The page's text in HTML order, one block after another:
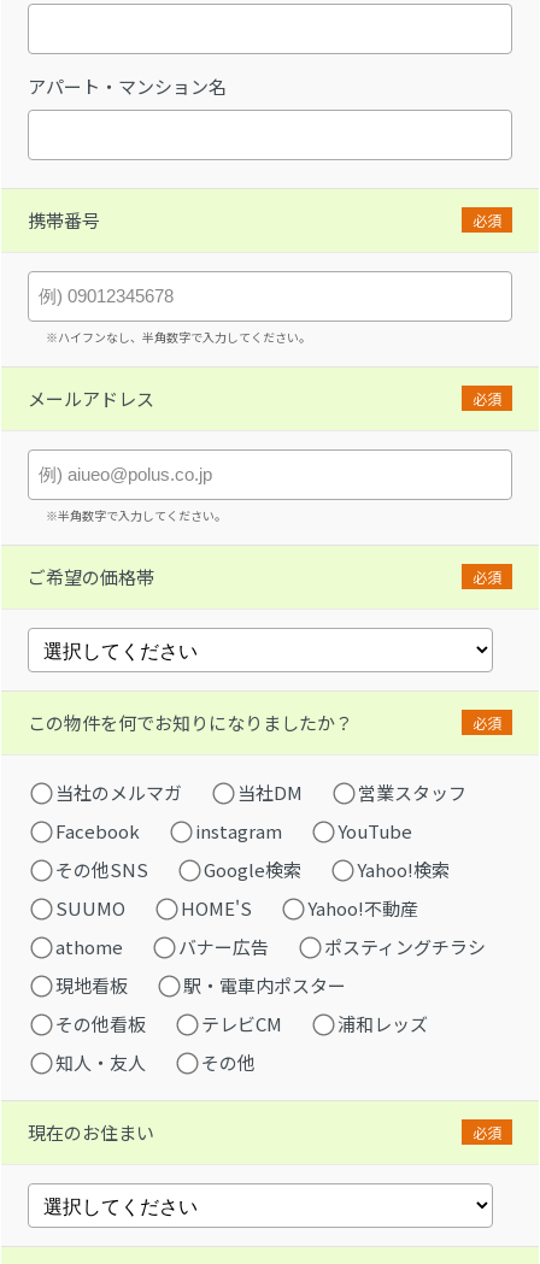
アパート・マンション名
携帯番号 必須
※ハイフンなし、半角数字で入力してください。
メールアドレス 必須
※半角数字で入力してください。
ご希望の価格帯 必須
この物件を何でお知りになりましたか？ 必須
当社のメルマガ 当社DM
営業スタッフ
Facebook
instagram
YouTube
その他SNS
Google検索
Yahoo!検索
SUUMO
HOME'S
Yahoo!不動産
athome
バナー広告
ポスティングチラシ
現地看板
駅・電車内ポスター
その他看板
テレビCM
浦和レッズ
知人・友人
その他
現在のお住まい 必須